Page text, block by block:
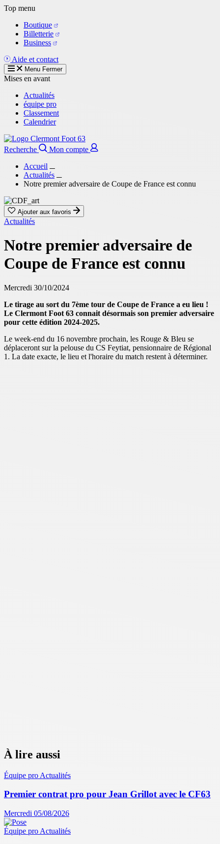
Aller
contenu
principal
Top menu
Boutique
Billetterie
Business
Aide et contact
Menu Fermer
Mises en avant
Actualités
équipe pro
Classement
Calendrier
Recherche
Mon compte
Accueil
Actualités
Notre premier adversaire de Coupe de France est connu
Ajouter aux favoris
Actualités
Notre premier adversaire de
Coupe de France est connu
Mercredi 30/10/2024
Le tirage au sort du 7ème tour de Coupe de France a eu lieu !
Le Clermont Foot 63 connait désormais son premier adversaire
pour cette édition 2024-2025.
Le week-end du 16 novembre prochain, les Rouge & Bleu se
déplaceront sur la pelouse du CS Feytiat, pensionnaire de Régional
1. La date exacte, le lieu et l'horaire du match restent à déterminer.
À lire aussi
Équipe pro Actualités
Premier contrat pro pour Jean Grillot avec le CF63
Mercredi 05/08/2026
Équipe pro Actualités